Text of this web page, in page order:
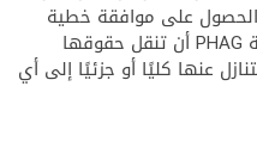
على موافقة خطية
مسبقة من الطرف الآخر. ويجوز لشركة PHAG أن تنقل حقوقها
عنها كليًا أو جزئيًا إلى أي